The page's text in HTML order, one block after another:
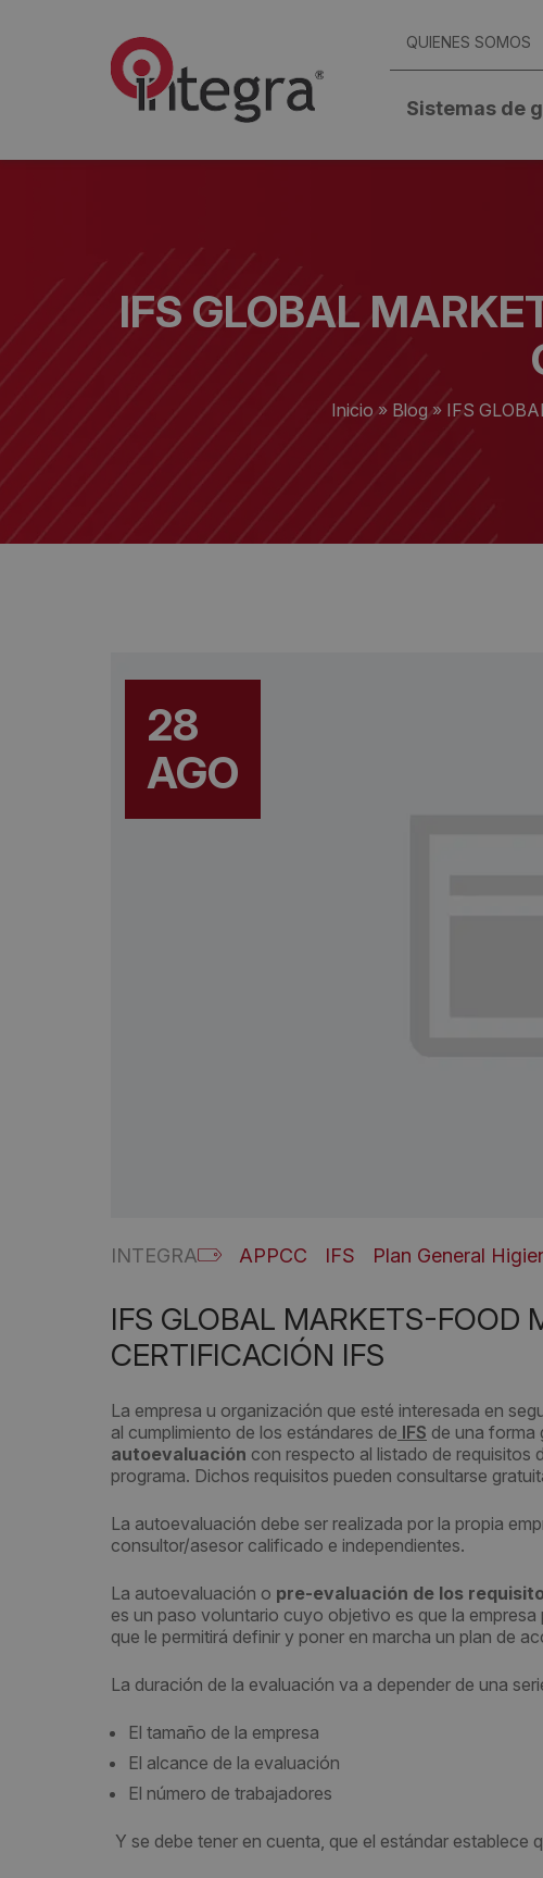
QUIENES SOMOS
Sistemas de
IFS GLOBAL
Inicio » Blog » IFS
28
AGO
INTEGRA APPCC IFS Plan General
IFS GLOBAL MARKETS-FOOD
CERTIFICACIÓN IFS
La empresa u organización que esté interesada en
al cumplimiento de los estándares de IFS de una forma
autoevaluación con respecto al listado de requisitos
programa. Dichos requisitos pueden consultarse
La autoevaluación debe ser realizada por la propia
consultor/asesor calificado e independientes.
La autoevaluación o pre-evaluación de los
es un paso voluntario cuyo objetivo es que la
que le permitirá definir y poner en marcha un plan de
La duración de la evaluación va a depender de una
El tamaño de la empresa
El alcance de la evaluación
El número de trabajadores
Y se debe tener en cuenta, que el estándar